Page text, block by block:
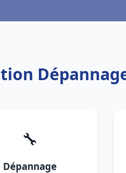
🔧
Dépannage